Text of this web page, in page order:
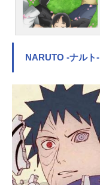
NARUTO -ナルト-